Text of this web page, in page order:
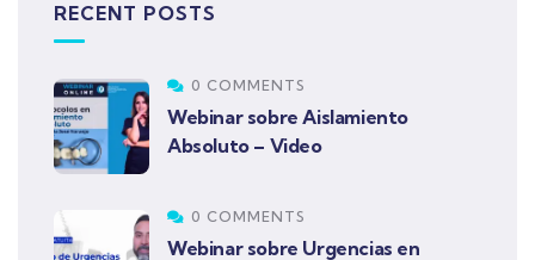
RECENT POSTS
0 COMMENTS
Webinar sobre Aislamiento
Absoluto – Video
0 COMMENTS
Webinar sobre Urgencias en